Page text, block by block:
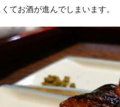
てお酒が進んでしまいます。